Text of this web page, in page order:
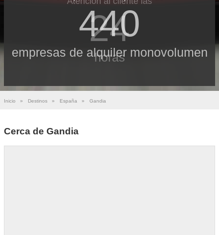
440
empresas de alquiler monovolumen
24
horas
Inicio » Destinos » España » Gandia
Cerca de Gandia